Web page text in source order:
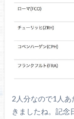
2人分なので1人
きましたね。記念